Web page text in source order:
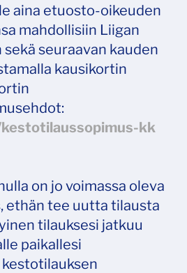
aina etuosto-oikeuden
mahdollisiin Liigan
seuraavan kauden
kausikortin
kk
on jo voimassa oleva
ethän tee uutta tilausta
tilauksesi jatkuu
paikallesi